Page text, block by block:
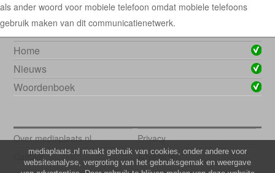
als ander woord voor mobiele telefoon omdat mobiele telefoons
gebruik maken van dit communicatienetwerk.
Home
Nieuws
Woordenboek
Over mediaplaats.nl
Privacy
Contact
Adverteren
mediaplaats.nl maakt gebruik van cookies, onder andere voor
websiteanalyse, vergroting van het gebruiksgemak en weergave